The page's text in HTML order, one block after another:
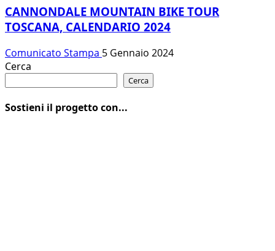
CANNONDALE MOUNTAIN BIKE TOUR
TOSCANA, CALENDARIO 2024
Comunicato Stampa 5 Gennaio 2024
Cerca
Cerca
Sostieni il progetto con...